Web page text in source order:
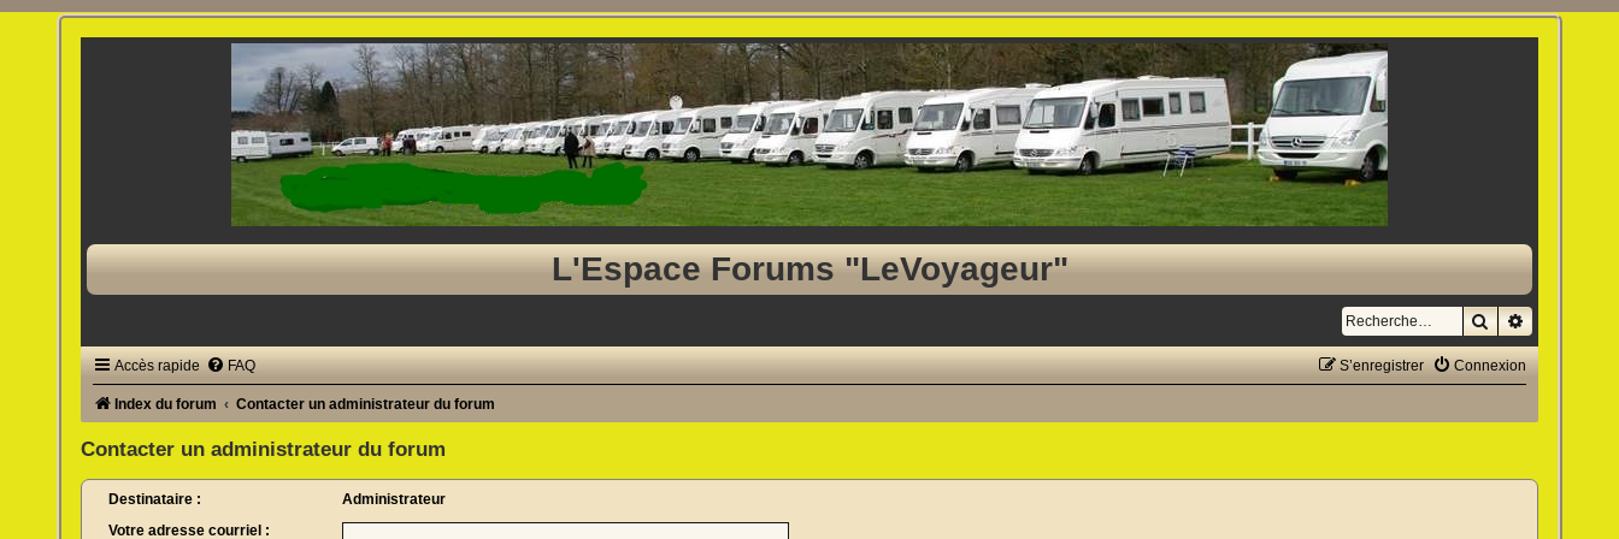
L'Espace Forums "LeVoyageur"
RechercherRecherche
Accès rapide FAQ Connexion
S’enregistrer
Index du forum Contacter un administrateur du forum
Contacter un administrateur du forum
Destinataire :
Administrateur
Votre adresse courriel :